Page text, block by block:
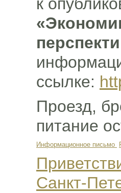
к
ссылке:
Проезд,
питание
Информационное письмо
Санкт-